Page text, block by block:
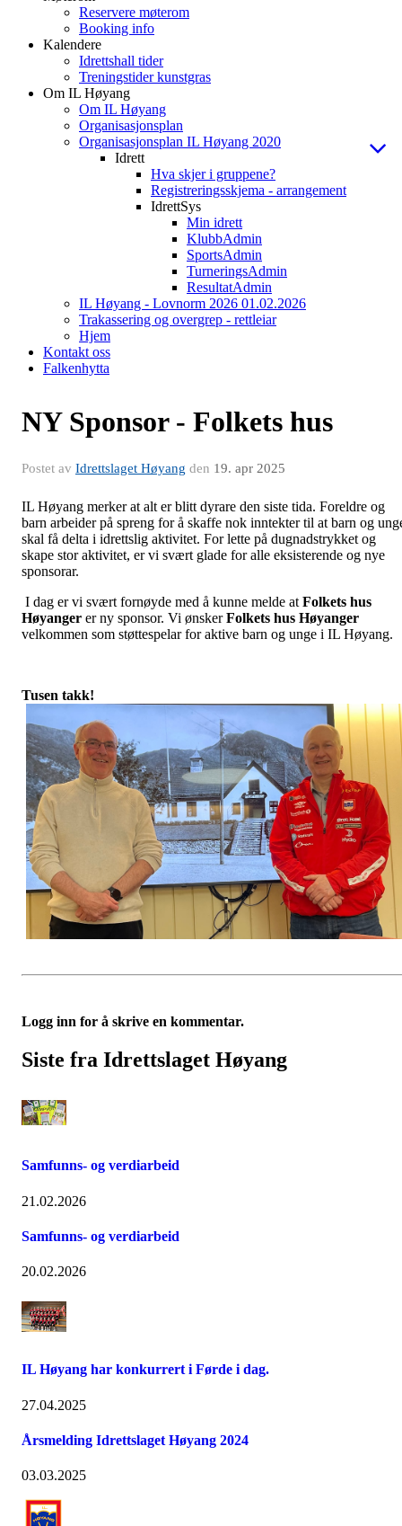
Reservere møterom
Booking info
Kalendere
Idrettshall tider
Treningstider kunstgras
Om IL Høyang
Om IL Høyang
Organisasjonsplan
Organisasjonsplan IL Høyang 2020
Idrett
Hva skjer i gruppene?
Registreringsskjema - arrangement
IdrettSys
Min idrett
KlubbAdmin
SportsAdmin
TurneringsAdmin
ResultatAdmin
IL Høyang - Lovnorm 2026 01.02.2026
Trakassering og overgrep - rettleiar
Hjem
Kontakt oss
Falkenhytta
NY Sponsor - Folkets hus
Postet av Idrettslaget Høyang den 19. apr 2025
IL Høyang merker at alt er blitt dyrare den siste tida. Foreldre og
barn arbeider på spreng for å skaffe nok inntekter til at barn og
skal få delta i idrettslig aktivitet. For lette på dugnadstrykket og
skape stor aktivitet, er vi svært glade for alle eksisterende og nye
sponsorar.
I dag er vi svært fornøyde med å kunne melde at Folkets hus
Høyanger er ny sponsor. Vi ønskerFolkets hus Høyanger
velkommen som støttespelar for aktive barn og unge i IL Høyang.
Tusen takk!
Logg inn for å skrive en kommentar.
Siste fra Idrettslaget Høyang
Samfunns- og verdiarbeid
21.02.2026
Samfunns- og verdiarbeid
20.02.2026
IL Høyang har konkurrert i Førde i dag.
27.04.2025
Årsmelding Idrettslaget Høyang 2024
03.03.2025